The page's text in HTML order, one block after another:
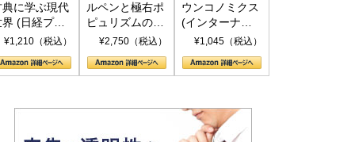
典に学ぶ現代
界 (日経プレ
アシリーズ)
¥1,210（税込）
ルペンと極右ポ
ピュリズムの時
代：〈ヤヌス〉
¥2,750（税込）
ウンコノミクス
(インターナシ
ョナル新書)
¥1,045（税込）